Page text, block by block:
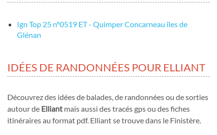
Ign Top 25 nº0519 ET - Quimper Concarneau îles de
Glénan
IDÉES DE RANDONNÉES POUR ELLIANT
Découvrez des idées de balades, de randonnées ou de sorties
autour de Elliant mais aussi des tracés gps ou des fiches
itinéraires au format pdf. Elliant se trouve dans le Finistère.